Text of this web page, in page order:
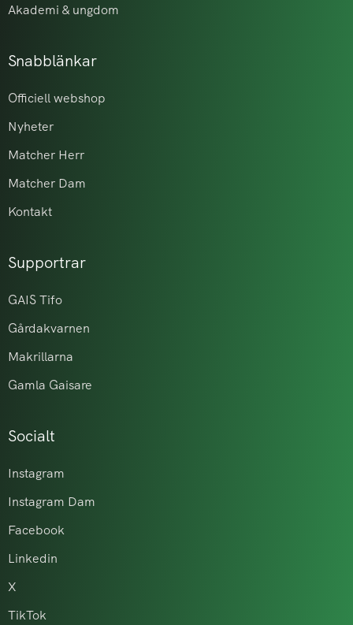
Akademi & ungdom
Snabblänkar
Officiell webshop
Nyheter
Matcher Herr
Matcher Dam
Kontakt
Supportrar
GAIS Tifo
Gårdakvarnen
Makrillarna
Gamla Gaisare
Socialt
Instagram
Instagram Dam
Facebook
Linkedin
X
TikTok